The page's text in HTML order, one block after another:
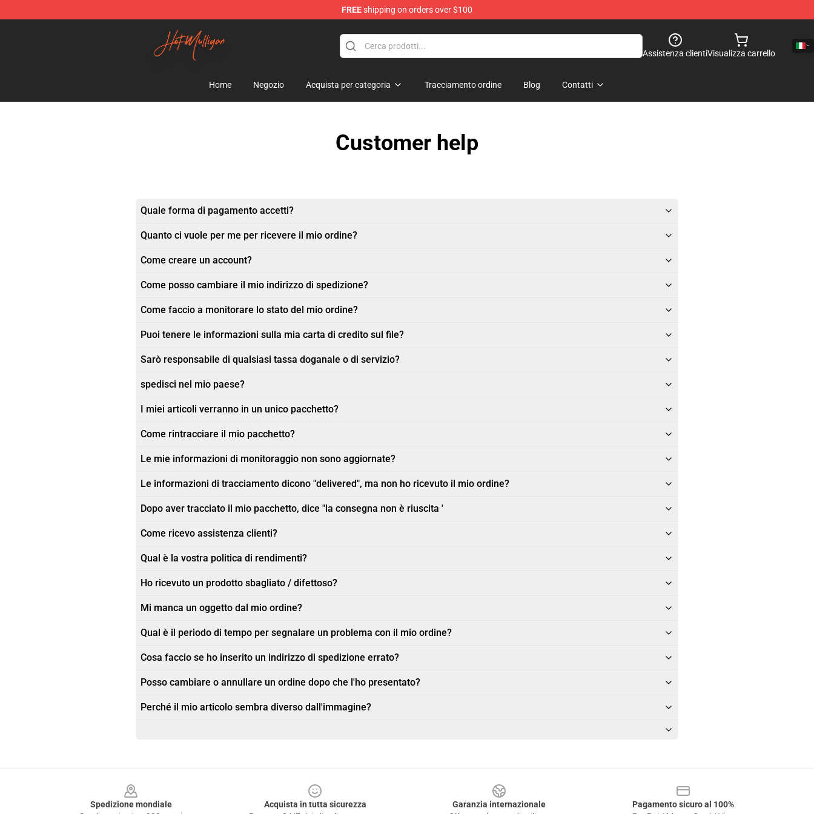
FREEshipping on orders over $100
Hot Mulligan Shop - Official Hot Mulligan Merchandise Store
Assistenza clientiVisualizza carrello
Home Negozio Acquista per categoria Tracciamento ordine Blog Contatti
Customer help
Quale forma di pagamento accetti?
Quanto ci vuole per me per ricevere il mio ordine?
Come creare un account?
Come posso cambiare il mio indirizzo di spedizione?
Come faccio a monitorare lo stato del mio ordine?
Puoi tenere le informazioni sulla mia carta di credito sul file?
Sarò responsabile di qualsiasi tassa doganale o di servizio?
spedisci nel mio paese?
I miei articoli verranno in un unico pacchetto?
Come rintracciare il mio pacchetto?
Le mie informazioni di monitoraggio non sono aggiornate?
Le informazioni di tracciamento dicono "delivered", ma non ho ricevuto il mio ordine?
Dopo aver tracciato il mio pacchetto, dice "la consegna non è riuscita '
Come ricevo assistenza clienti?
Qual è la vostra politica di rendimenti?
Ho ricevuto un prodotto sbagliato / difettoso?
Mi manca un oggetto dal mio ordine?
Qual è il periodo di tempo per segnalare un problema con il mio ordine?
Cosa faccio se ho inserito un indirizzo di spedizione errato?
Posso cambiare o annullare un ordine dopo che l'ho presentato?
Perché il mio articolo sembra diverso dall'immagine?
Spedizione mondiale
Acquista in tutta sicurezza
Garanzia internazionale
Pagamento sicuro al 100%